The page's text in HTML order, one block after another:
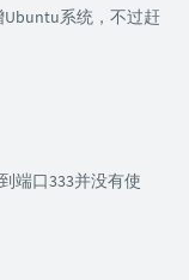
系统，不过赶
端口333并没有使